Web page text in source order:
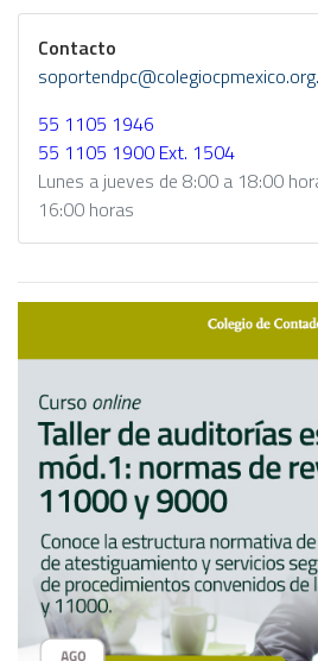
Contacto
55 1105 1946
55 1105 1900 Ext. 1504
Lunes a jueves de 8:00 a 18:00
16:00 horas